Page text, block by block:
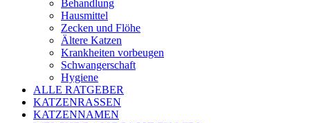
Behandlung
Hausmittel
Zecken und Flöhe
Ältere Katzen
Krankheiten vorbeugen
Schwangerschaft
Hygiene
ALLE RATGEBER
KATZENRASSEN
KATZENNAMEN